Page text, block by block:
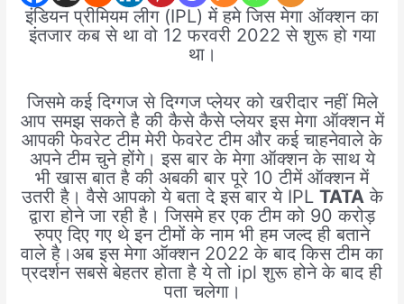
इंडियन प्रीमियम लीग (IPL) में हमे जिस मेगा ऑक्शन का
इंतजार कब से था वो 12 फरवरी 2022 से शुरू हो गया
था।
जिसमे कई दिग्गज से दिग्गज प्लेयर को खरीदार नहीं मिले
आप समझ सकते है की कैसे कैसे प्लेयर इस मेगा ऑक्शन में
आपकी फेवरेट टीम मेरी फेवरेट टीम और कई चाहनेवाले के
अपने टीम चुने होंगे। इस बार के मेगा ऑक्शन के साथ ये
भी खास बात है की अबकी बार पूरे 10 टीमें ऑक्शन में
उतरी है। वैसे आपको ये बता दे इस बार ये IPL TATAके
द्वारा होने जा रही है। जिसमे हर एक टीम को 90 करोड़
रुपए दिए गए थे इन टीमों के नाम भी हम जल्द ही बताने
वाले है।अब इस मेगा ऑक्शन 2022 के बाद किस टीम का
प्रदर्शन सबसे बेहतर होता है ये तो ipl शुरू होने के बाद ही
पता चलेगा।